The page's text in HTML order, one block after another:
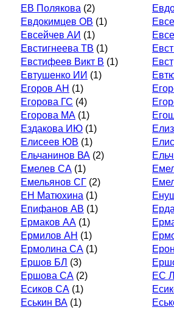
ЕВ Полякова (2)
Евдокимцев ОВ (1)
Евсейчев АИ (1)
Евстигнеева ТВ (1)
Евстифеев Викт В (1)
Евтушенко ИИ (1)
Егоров АН (1)
Егорова ГС (4)
Егорова МА (1)
Ездакова ИЮ (1)
Елисеев ЮВ (1)
Ельчанинов ВА (2)
Емелев СА (1)
Емельянов СГ (2)
ЕН Матюхина (1)
Епифанов АВ (1)
Ермаков АА (1)
Ермилов АН (1)
Ермолина СА (1)
Ершов БЛ (3)
Ершова СА (2)
ЕС
Есиков СА (1)
Еськин ВА (1)